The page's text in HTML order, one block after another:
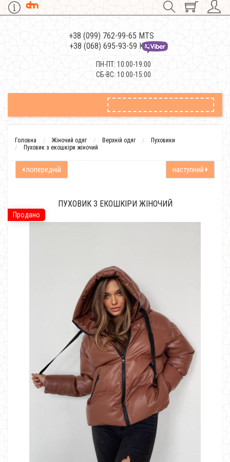
+38 (099) 762-99-65 MTS
+38 (068) 695-93-59 Kievstar
ПН-ПТ: 10:00-19:00
СБ-ВС: 10:00-15:00
Головна Жіночий одяг Верхній одяг
Пуховики
Пуховик з екошкіри жіночий
попередній наступний
Продано
ПУХОВИК З ЕКОШКІРИ ЖІНОЧИЙ